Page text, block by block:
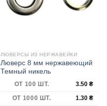
ЛЮВЕРСЫ ИЗ НЕРЖАВЕЙКИ
Люверс 8 мм нержавеющий
Темный никель
ОТ 100 ШТ. 3.50 ₴
ОТ 1000 ШТ.
1.30 ₴